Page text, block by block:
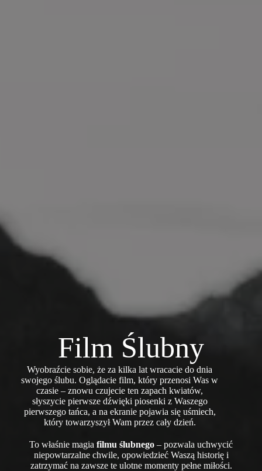
Film Ślubny
Wyobraźcie sobie, że za kilka lat wracacie do dnia
swojego ślubu. Oglądacie film, który przenosi Was w
czasie – znowu czujecie ten zapach kwiatów,
słyszycie pierwsze dźwięki piosenki z Waszego
pierwszego tańca, a na ekranie pojawia się uśmiech,
który towarzyszył Wam przez cały dzień.
To właśnie magia filmu ślubnego – pozwala uchwycić
niepowtarzalne chwile, opowiedzieć Waszą historię i
zatrzymać na zawsze te ulotne momenty pełne miłości.